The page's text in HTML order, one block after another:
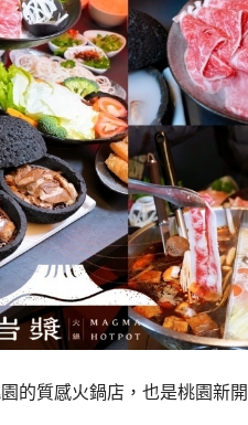
的質感火鍋店，也是桃園新